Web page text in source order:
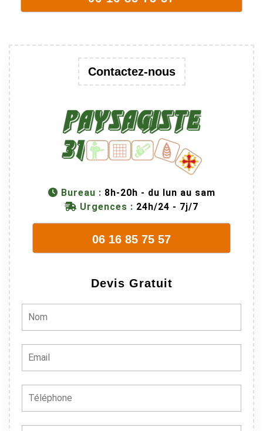
Contactez-nous
Bureau : 8h-20h - du lun au sam
Urgences : 24h/24 - 7j/7
06 16 85 75 57
Devis Gratuit